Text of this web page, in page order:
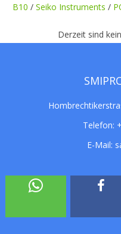
B10 / Seiko Instruments /
Derzeit sind
Telefon:
E-Mail: